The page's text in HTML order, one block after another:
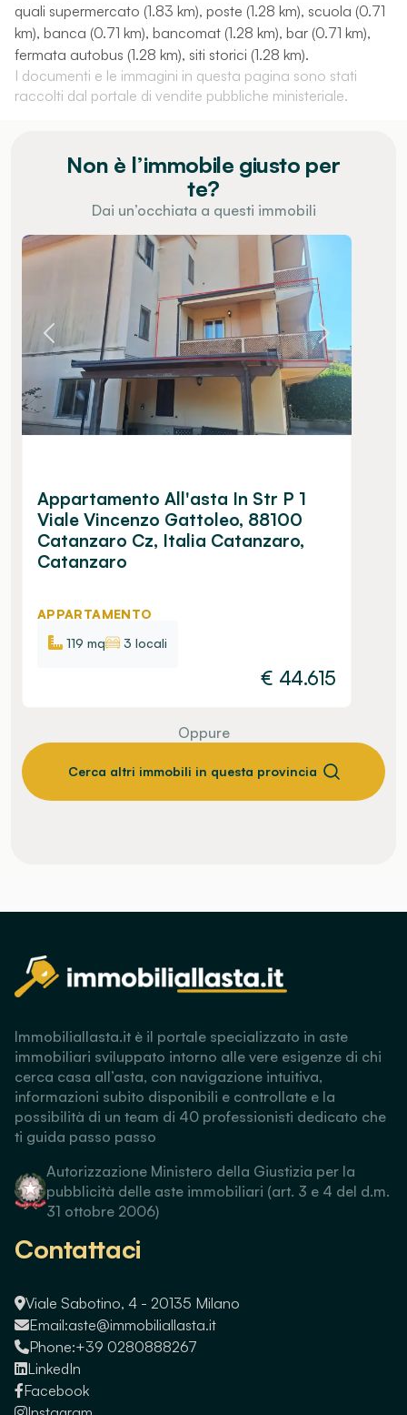
quali supermercato (1.83 km), poste (1.28 km), scuola (0.71
km), banca (0.71 km), bancomat (1.28 km), bar (0.71 km),
fermata autobus (1.28 km), siti storici (1.28 km).
I documenti e le immagini in questa pagina sono stati
raccolti dal portale di vendite pubbliche ministeriale.
Non è l’immobile giusto per
te?
Dai un’occhiata a questi immobili
Appartamento All'asta In Str P 1
Viale Vincenzo Gattoleo, 88100
Catanzaro Cz, Italia Catanzaro,
Catanzaro
APPARTAMENTO
119 mq
3 locali
€ 44.615
Oppure
Cerca altri immobili in questa provincia
Immobiliallasta.it è il portale specializzato in aste
immobiliari sviluppato intorno alle vere esigenze di chi
cerca casa all’asta, con navigazione intuitiva,
informazioni subito disponibili e controllate e la
possibilità di un team di 40 professionisti dedicato che
ti guida passo passo
Autorizzazione Ministero della Giustizia per la
pubblicità delle aste immobiliari (art. 3 e 4 del d.m.
31 ottobre 2006)
Contattaci
Viale Sabotino, 4 - 20135 Milano
Email:aste@immobiliallasta.it
Phone:+39 0280888267
LinkedIn
Facebook